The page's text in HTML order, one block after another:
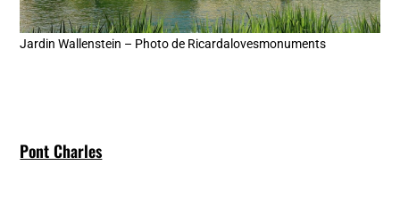
Jardin Wallenstein – Photo de Ricardalovesmonuments
Pont Charles